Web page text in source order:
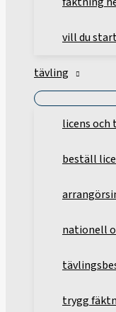
vill du
tävling
licens och
beställ
nationell
trygg